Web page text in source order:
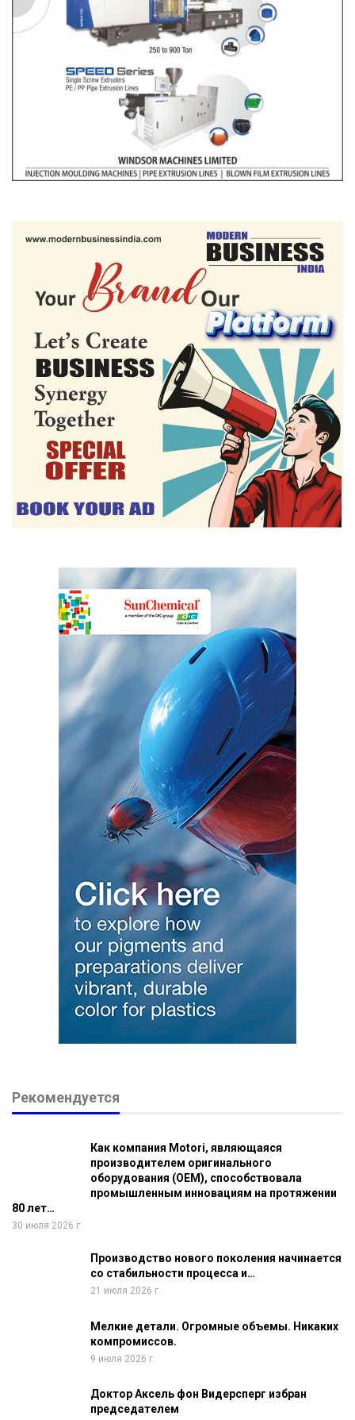
Рекомендуется
Как компания Motori, являющаяся
производителем оригинального
оборудования (OEM), способствовала
промышленным инновациям на протяжении
80 лет…
30 июля 2026 г.
Производство нового поколения начинается
со стабильности процесса и…
21 июля 2026 г.
Мелкие детали. Огромные объемы. Никаких
компромиссов.
9 июля 2026 г.
Доктор Аксель фон Видерсперг избран
председателем